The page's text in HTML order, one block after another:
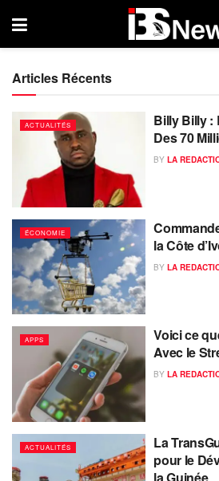
Articles Récents
ACTUALITÉS
Billy Billy :
Des 70
BY LA
ÉCONOMIE
la Côte
BY LA
APPS
Voici ce
Avec le
BY LA
ACTUALITÉS
La
pour le
la Guinée